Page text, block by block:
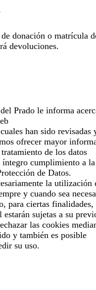
donación o matrícula
devoluciones.
Prado le informa
han sido revisadas
ofrecer mayor
de los datos
íntegro cumplimiento a la
de Datos.
la utilización
y cuando sea
para ciertas finalidades,
sujetas a su
las cookies
y también es posible
su uso.